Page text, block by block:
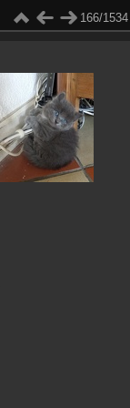
166/1534